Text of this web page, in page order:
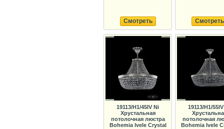
Смотреть Смотреть
19113/H1/45IV Ni
Хрустальная
потолочная люстра
Bohemia Ivele Crystal
19113/H1/
потолочная
Bohemia Ivele